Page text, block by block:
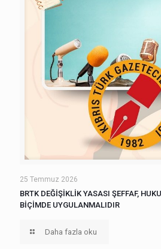
25 Temmuz 2026
BRTK DEĞİŞİKLİK YASASI ŞEFFAF,
BİÇİMDE UYGULANMALIDIR
Daha fazla oku